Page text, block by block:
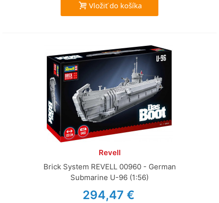
Vložiť do košíka
Revell
Brick System REVELL 00960 - German
Submarine U-96 (1:56)
294,47 €